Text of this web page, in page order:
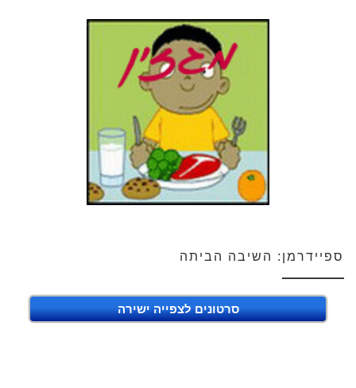
ספיידרמן: השיבה הביתה
סרטונים לצפייה ישירה